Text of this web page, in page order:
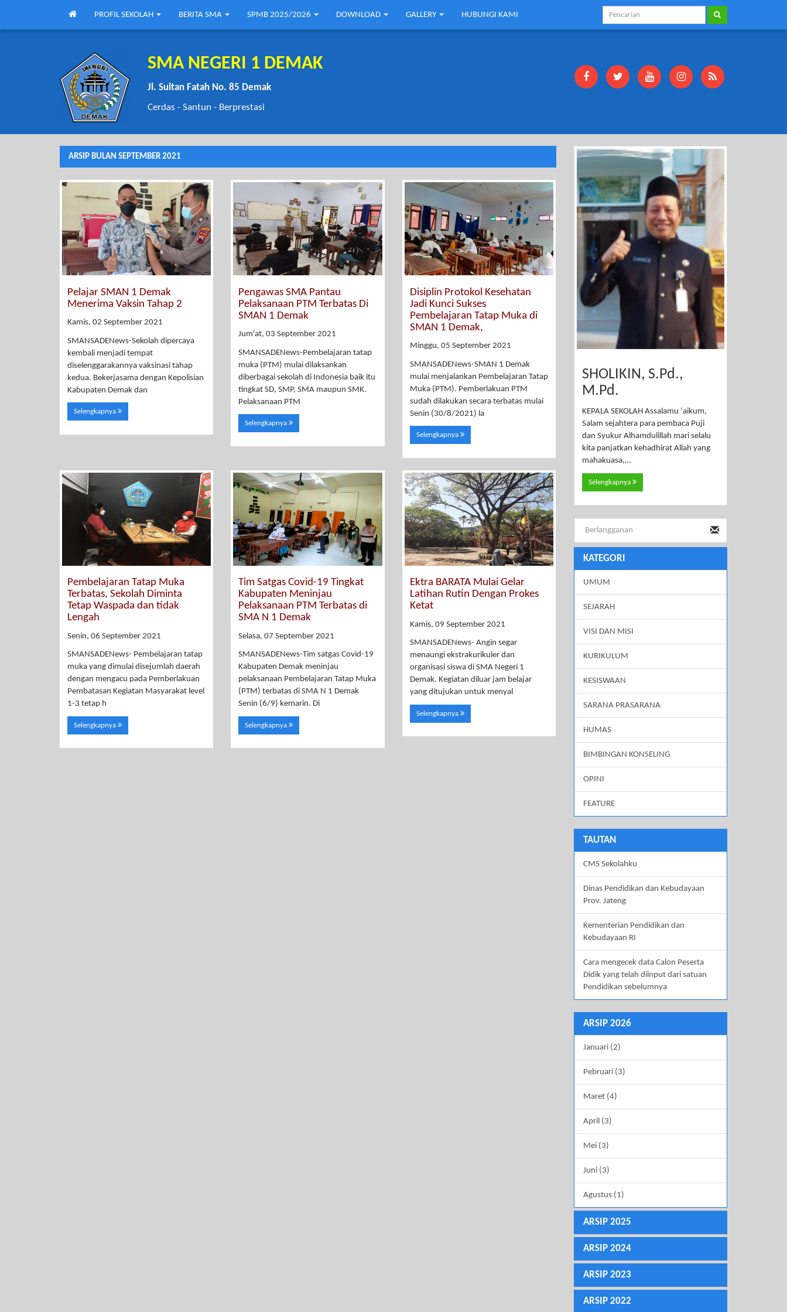
PROFIL SEKOLAH BERITA SMA SPMB 2025/2026 DOWNLOAD GALLERY HUBUNGI KAMI
SMA NEGERI 1 DEMAK
Jl. Sultan Fatah No. 85 Demak
Cerdas - Santun - Berprestasi
ARSIP BULAN SEPTEMBER 2021
Pelajar SMAN 1 Demak
Menerima Vaksin Tahap 2
Kamis, 02 September 2021
SMANSADENews-Sekolah dipercaya
kembali menjadi tempat
diselenggarakannya vaksinasi tahap
kedua. Bekerjasama dengan Kepolisian
Kabupaten Demak dan
Selengkapnya
Pengawas SMA Pantau
Pelaksanaan PTM Terbatas Di
SMAN 1 Demak
Jum'at, 03 September 2021
SMANSADENews-Pembelajaran tatap
muka (PTM) mulai dilaksankan
diberbagai sekolah di Indonesia baik itu
tingkat SD, SMP, SMA maupun SMK.
Pelaksanaan PTM
Selengkapnya
Disiplin Protokol Kesehatan
Jadi Kunci Sukses
Pembelajaran Tatap Muka di
SMAN 1 Demak,
Minggu, 05 September 2021
SMANSADENews-SMAN 1 Demak
mulai menjalankan Pembelajaran Tatap
Muka (PTM). Pemberlakuan PTM
sudah dilakukan secara terbatas mulai
Senin (30/8/2021) la
Selengkapnya
Pembelajaran Tatap Muka
Terbatas, Sekolah Diminta
Tetap Waspada dan tidak
Lengah
Senin, 06 September 2021
SMANSADENews- Pembelajaran tatap
muka yang dimulai disejumlah daerah
dengan mengacu pada Pemberlakuan
Pembatasan Kegiatan Masyarakat level
1-3 tetap h
Selengkapnya
Tim Satgas Covid-19 Tingkat
Kabupaten Meninjau
Pelaksanaan PTM Terbatas di
SMA N 1 Demak
Selasa, 07 September 2021
SMANSADENews-Tim satgas Covid-19
Kabupaten Demak meninjau
pelaksanaan Pembelajaran Tatap Muka
(PTM) terbatas di SMA N 1 Demak
Senin (6/9) kemarin. Di
Selengkapnya
Ektra BARATA Mulai Gelar
Latihan Rutin Dengan Prokes
Ketat
Kamis, 09 September 2021
SMANSADENews- Angin segar
menaungi ekstrakurikuler dan
organisasi siswa di SMA Negeri 1
Demak. Kegiatan diluar jam belajar
yang ditujukan untuk menyal
Selengkapnya
SHOLIKIN, S.Pd.,
M.Pd.
KEPALA SEKOLAH Assalamu ‘aikum,
Salam sejahtera para pembaca Puji
dan Syukur Alhamdulillah mari selalu
kita panjatkan kehadhirat Allah yang
mahakuasa,…
Selengkapnya
KATEGORI
UMUM
SEJARAH
VISI DAN MISI
KURIKULUM
KESISWAAN
SARANA PRASARANA
HUMAS
BIMBINGAN KONSELING
OPINI
FEATURE
TAUTAN
CMS Sekolahku
Dinas Pendidikan dan Kebudayaan
Prov. Jateng
Kementerian Pendidikan dan
Kebudayaan RI
Cara mengecek data Calon Peserta
Didik yang telah diinput dari satuan
Pendidikan sebelumnya
ARSIP 2026
Januari (2)
Pebruari (3)
Maret (4)
April (3)
Mei (3)
Juni (3)
Agustus (1)
ARSIP 2025
ARSIP 2024
ARSIP 2023
ARSIP 2022